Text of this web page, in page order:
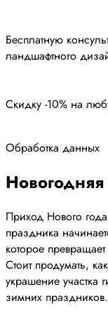
Бесплатную
ландшафтного
Скидку -10% на
Обработка данных
Приход Нового
праздника
которое
Стоит продумать,
украшение
зимних праздников.